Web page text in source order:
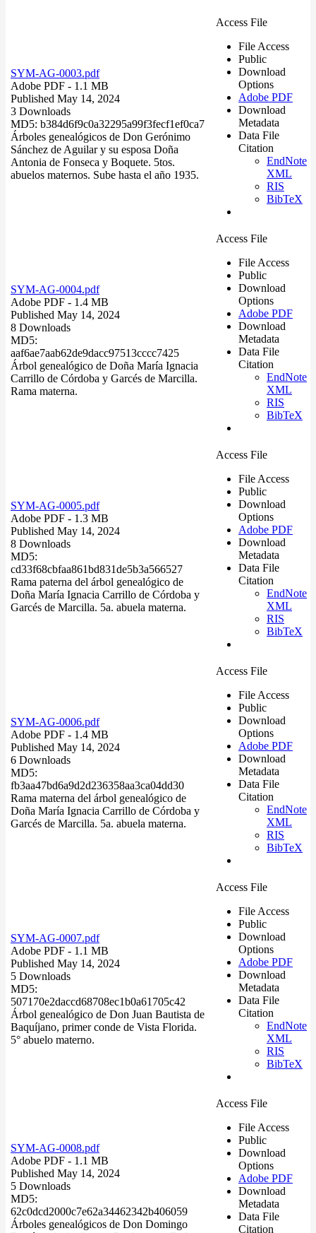
SYM-AG-0003.pdf
Adobe PDF - 1.1 MB
Published May 14, 2024
3 Downloads
MD5: b384d6f9c0a32295a99f3fecf1ef0ca7
Árboles genealógicos de Don Gerónimo
Sánchez de Aguilar y su esposa Doña
Antonia de Fonseca y Boquete. 5tos.
abuelos maternos. Sube hasta el año 1935.
Access File
File Access
Public
Download
Options
Adobe PDF
Download
Metadata
Data File
Citation
EndNote
XML
RIS
BibTeX
SYM-AG-0004.pdf
Adobe PDF - 1.4 MB
Published May 14, 2024
8 Downloads
MD5:
aaf6ae7aab62de9dacc97513cccc7425
Árbol genealógico de Doña María Ignacia
Carrillo de Córdoba y Garcés de Marcilla.
Rama materna.
Access File
File Access
Public
Download
Options
Adobe PDF
Download
Metadata
Data File
Citation
EndNote
XML
RIS
BibTeX
SYM-AG-0005.pdf
Adobe PDF - 1.3 MB
Published May 14, 2024
8 Downloads
MD5:
cd33f68cbfaa861bd831de5b3a566527
Rama paterna del árbol genealógico de
Doña María Ignacia Carrillo de Córdoba y
Garcés de Marcilla. 5a. abuela materna.
Access File
File Access
Public
Download
Options
Adobe PDF
Download
Metadata
Data File
Citation
EndNote
XML
RIS
BibTeX
SYM-AG-0006.pdf
Adobe PDF - 1.4 MB
Published May 14, 2024
6 Downloads
MD5:
fb3aa47bd6a9d2d236358aa3ca04dd30
Rama materna del árbol genealógico de
Doña María Ignacia Carrillo de Córdoba y
Garcés de Marcilla. 5a. abuela materna.
Access File
File Access
Public
Download
Options
Adobe PDF
Download
Metadata
Data File
Citation
EndNote
XML
RIS
BibTeX
SYM-AG-0007.pdf
Adobe PDF - 1.1 MB
Published May 14, 2024
5 Downloads
MD5:
507170e2daccd68708ec1b0a61705c42
Árbol genealógico de Don Juan Bautista de
Baquíjano, primer conde de Vista Florida.
5° abuelo materno.
Access File
File Access
Public
Download
Options
Adobe PDF
Download
Metadata
Data File
Citation
EndNote
XML
RIS
BibTeX
SYM-AG-0008.pdf
Adobe PDF - 1.1 MB
Published May 14, 2024
5 Downloads
MD5:
62c0dcd2000c7e62a34462342b406059
Árboles genealógicos de Don Domingo
Access File
File Access
Public
Download
Options
Adobe PDF
Download
Metadata
Data File
Citation